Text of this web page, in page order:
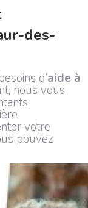
des-
d’aide à
nous vous
votre
pouvez